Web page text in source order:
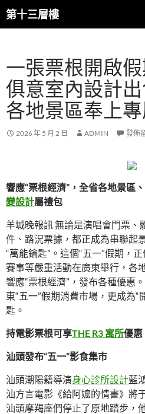
跳
至第十三層樓
搜
尋
一張票根開啟
俱意室內設計
各地景區奉上
2026 年 5 月 2 日 ADMIN 發佈
響應“票根經濟”，全省各地景區
變設計屬禮包
羊城晚報訊 無論是演唱會門票、
件、路況票據，都正成為串聯起
“萬能鑰匙”。這個“五一”假期，
賽事等嚴重活動在廣東舉行，各
響應“票根經濟”，發布各種優惠
東“五一”假期消費市場，更成為
匙。
持電影票根可享THE R3 寓所優惠
汕頭發布“五一”影食集市
汕頭潮陽籍導演身心診所設計藍
汕方言電影《給阿嬤的情書》將
汕頭摩羯座們停止了原地踏步，